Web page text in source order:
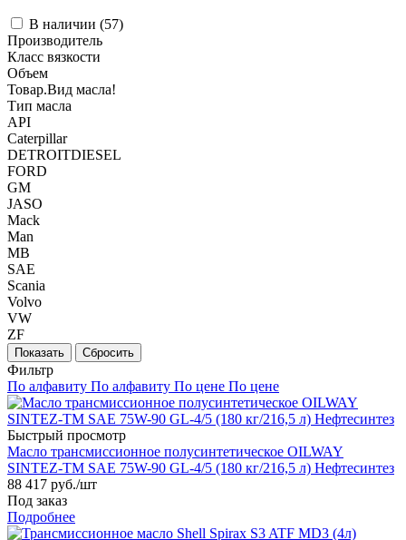
В наличии (57)
Производитель
Класс вязкости
Объем
Товар.Вид масла!
Тип масла
API
Caterpillar
DETROITDIESEL
FORD
GM
JASO
Mack
Man
MB
SAE
Scania
Volvo
VW
ZF
Фильтр
По алфавиту По алфавиту По цене По цене
Быстрый просмотр
Масло трансмиссионное полусинтетическое OILWAY
SINTEZ-TM SAE 75W-90 GL-4/5 (180 кг/216,5 л) Нефтесинтез
88 417 руб./шт
Под заказ
Подробнее